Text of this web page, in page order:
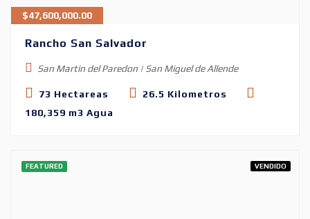
$47,600,000.00
Rancho San Salvador
San Martin del Paredon | San Miguel de Allende
73 Hectareas
26.5 Kilometros
180,359 m3 Agua
FEATURED VENDIDO